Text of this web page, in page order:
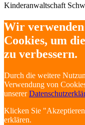
Kinderanwaltschaft
Wir
Cookies, um
zu verbessern.
Durch die weitere
Verwendung von
unserer
Klicken Sie
erklären.